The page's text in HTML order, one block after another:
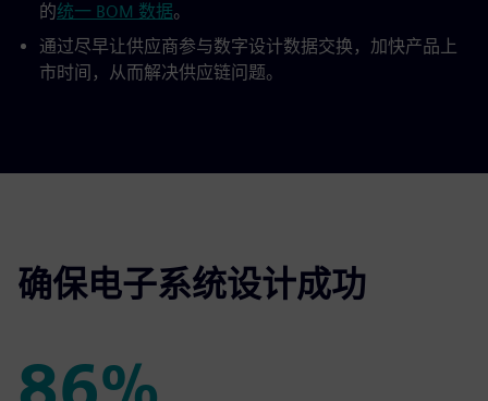
的统一 BOM 数据。
通过尽早让供应商参与数字设计数据交换，加快产品上
市时间，从而解决供应链问题。
确保电子系统设计成功